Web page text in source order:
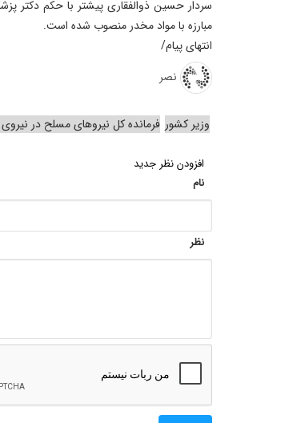
سردار حسین ذوالفقاری پیشتر با حکم دکتر
مبارزه با مواد مخدر منصوب شده است.
انتهای پیام/
نصر
وزیر کشور فرمانده کل نیروهای مسلح در نیروی
افزودن نظر جدید
نام
نظر